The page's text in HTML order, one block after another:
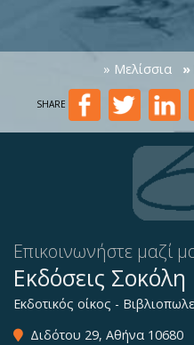
» Μελίσσια
SHARE
Επικοινωνήστε μαζί
Εκδόσεις Σοκόλη
Εκδοτικός οίκος -
Διδότου 29, Αθήνα 10680